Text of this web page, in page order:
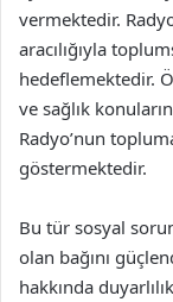
vermektedir.
aracılığıyla
hedeflemektedir.
ve sağlık
Radyo’nun
göstermektedir.
Bu tür sosyal
olan bağını
hakkında